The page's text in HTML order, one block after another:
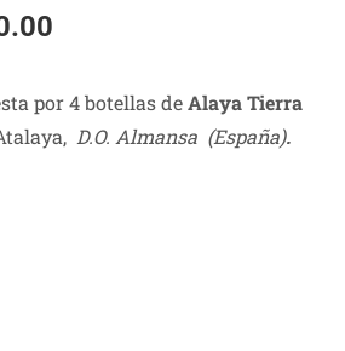
por 4 botellas deAlaya Tierra
D.O. Almansa (España).